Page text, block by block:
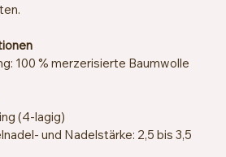
100 % merzerisierte Baumwolle
(4-lagig)
und Nadelstärke: 2,5 bis 3,5